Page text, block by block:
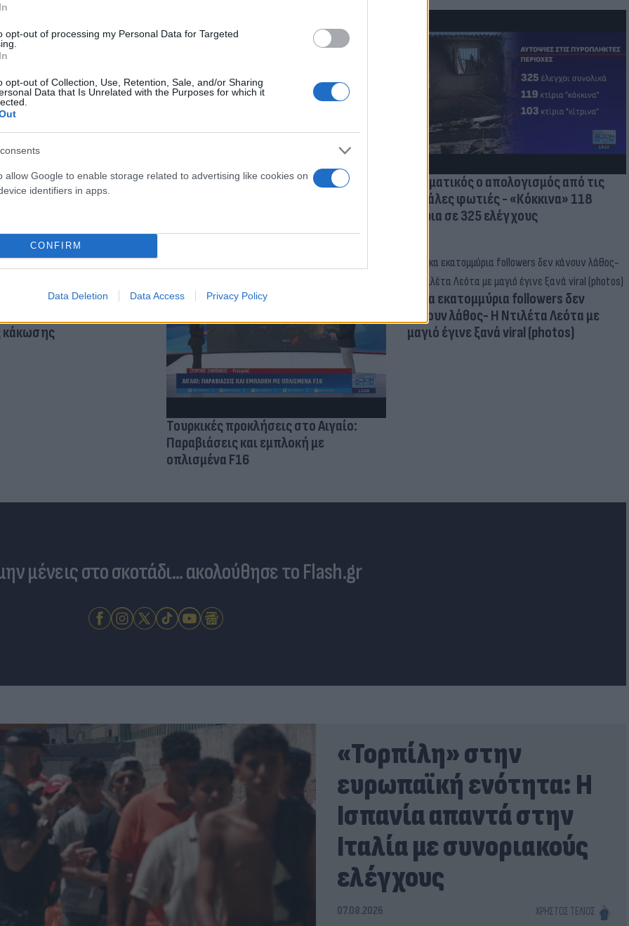
opt-out of processing my Personal Data for Targeted
opt-out of Collection, Use, Retention, Sale, and/or Sharing
Data that Is Unrelated with the Purposes for which it
allow Google to enable storage related to advertising like cookies on
identifiers in apps.
CONFIRM
Data Deletion Data Access Privacy Policy
στην παρουσίαση του
κόσμου στο γήπεδο
(video)
Και οι μαϊμούδες έχουν κατοικίδια! Οι
επιστήμονες ρίχνουν φως στις
Δραματικός ο απολογισμός από τις
μεγάλες φωτιές - «Κόκκινα» 118
κτίρια σε 325 ελέγχους
3,5 φορές
κάκωσης
Τουρκικές προκλήσεις στο Αιγαίο:
Παραβιάσεις και εμπλοκή με
οπλισμένα F16
Δέκα εκατομμύρια followers δεν
κάνουν λάθος- Η Ντιλέτα Λεότα με
μαγιό έγινε ξανά viral (photos)
μένεις στο σκοτάδι... ακολούθησε το Flash.gr
«Τορπίλη» στην
ευρωπαϊκή ενότητα: Η
Ισπανία απαντά στην
Ιταλία με συνοριακούς
ελέγχους
07.08.2026 ΧΡΉΣΤΟΣ ΤΈΛΙΟΣ